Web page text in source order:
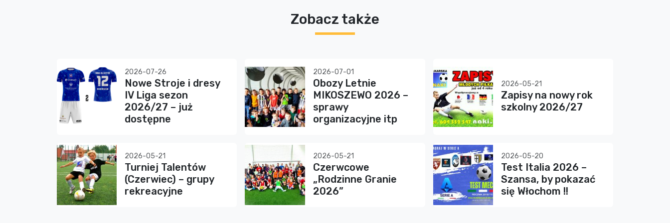
Zobacz także
2026-07-26
Nowe Stroje i dresy
IV Liga sezon
2026/27 – już
dostępne
2026-07-01
Obozy Letnie
MIKOSZEWO 2026 –
sprawy
organizacyjne itp
2026-05-21
Zapisy na nowy rok
szkolny 2026/27
2026-05-21
Turniej Talentów
(Czerwiec) – grupy
rekreacyjne
2026-05-21
Czerwcowe
„Rodzinne Granie
2026”
2026-05-20
Test Italia 2026 –
Szansa, by pokazać
się Włochom !!